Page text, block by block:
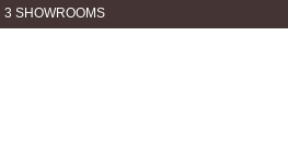
3 SHOWROOMS